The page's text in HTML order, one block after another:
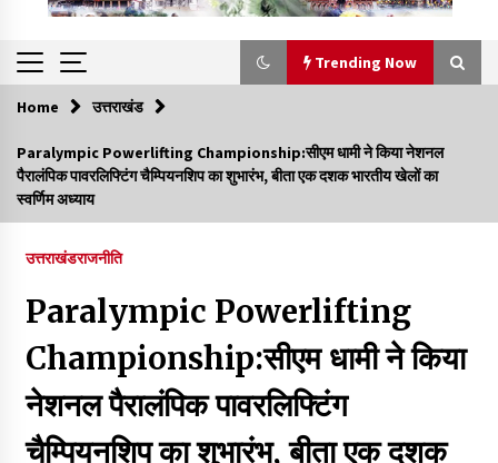
Trending Now
Trending Now
Minorities Rights Day : विश्व अल्पसंख्यक अधिकार दिवस
पर रखने की घोषणा
September 7, 2023
Thought Of The Day 6 September
September 6, 2023
Home उत्तराखंड
Paralympic Powerlifting Championship:सीएम धामी ने किया नेशनल
पैरालंपिक पावरलिफ्टिंग चैम्पियनशिप का शुभारंभ, बीता एक दशक भारतीय खेलों का
स्वर्णिम अध्याय
उत्तराखंडराजनीति
Paralympic Powerlifting
Championship:सीएम धामी ने किया
नेशनल पैरालंपिक पावरलिफ्टिंग
चैम्पियनशिप का शुभारंभ, बीता एक दशक